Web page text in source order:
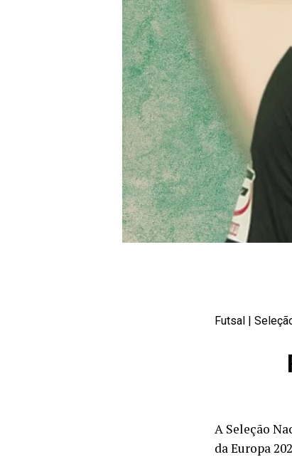
Futsal |
A Seleção
da Europa